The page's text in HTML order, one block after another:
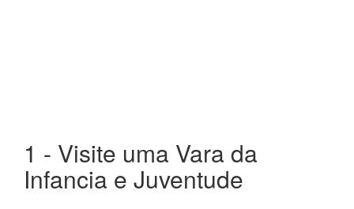
1 - Visite uma Vara da
Infancia e Juventude